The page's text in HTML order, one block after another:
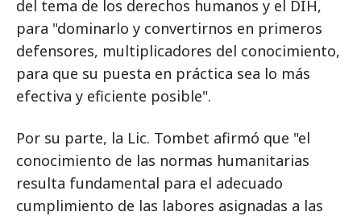
del tema de los derechos humanos y el DIH,
para "dominarlo y convertirnos en primeros
defensores, multiplicadores del conocimiento,
para que su puesta en práctica sea lo más
efectiva y eficiente posible".
Por su parte, la Lic. Tombet afirmó que "el
conocimiento de las normas humanitarias
resulta fundamental para el adecuado
cumplimiento de las labores asignadas a las